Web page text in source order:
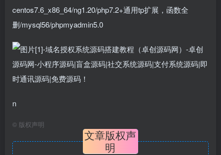
centos7.6_x86_64/ng1.20/php7.2+通用tp扩展，函数全
删/mysql56/phpmyadmin5.0
n
© 版权声明
文章版权声
明